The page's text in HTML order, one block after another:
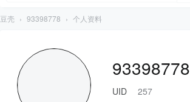
豆壳 › 93398778 › 个人资料
93398778
UID
257